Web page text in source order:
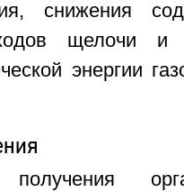
снижения
щелочи и
энергии